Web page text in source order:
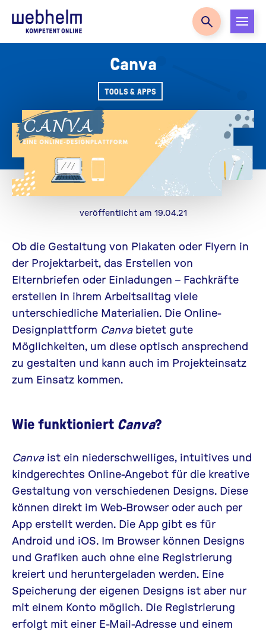
Zur Startseite
Canva
TOOLS & APPS
veröffentlicht am 19.04.21
Ob die Gestaltung von Plakaten oder Flyern in
der Projektarbeit, das Erstellen von
Elternbriefen oder Einladungen – Fachkräfte
erstellen in ihrem Arbeitsalltag viele
unterschiedliche Materialien. Die Online-
Designplattform Canva bietet gute
Möglichkeiten, um diese optisch ansprechend
zu gestalten und kann auch im Projekteinsatz
zum Einsatz kommen.
Wie funktioniert Canva?
Canvaist ein niederschwelliges, intuitives und
kindgerechtes Online-Angebot für die kreative
Gestaltung von verschiedenen Designs. Diese
können direkt im Web-Browser oder auch per
App erstellt werden. Die App gibt es für
Android und iOS. Im Browser können Designs
und Grafiken auch ohne eine Registrierung
kreiert und heruntergeladen werden. Eine
Speicherung der eigenen Designs ist aber nur
mit einem Konto möglich. Die Registrierung
erfolgt mit einer E-Mail-Adresse und einem